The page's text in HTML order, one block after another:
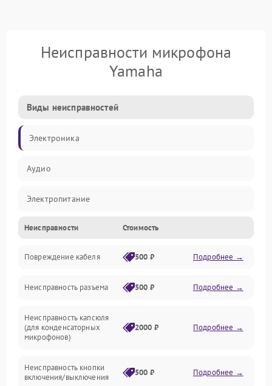
Неисправности микрофона
Yamaha
Виды неисправностей
Электроника
Аудио
Электропитание
Интерфейсы
Капсюль
Механические повреждения
Аксессуары
Неисправности Стоимость
Повреждение кабеля 500 ₽ Подробнее →
Неисправность разъема 500 ₽ Подробнее →
Неисправность капсюля
(для конденсаторных
микрофонов)
2000 ₽ Подробнее →
Неисправность кнопки
включения/выключения
500 ₽ Подробнее →